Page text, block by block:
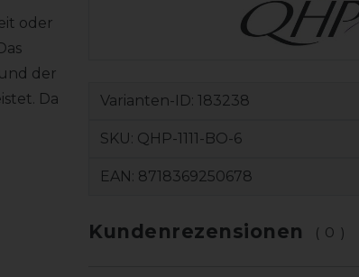
oder
der
Da
Varianten-ID: 183238
SKU: QHP-1111-BO-6
EAN: 8718369250678
Kundenrezensionen (0)